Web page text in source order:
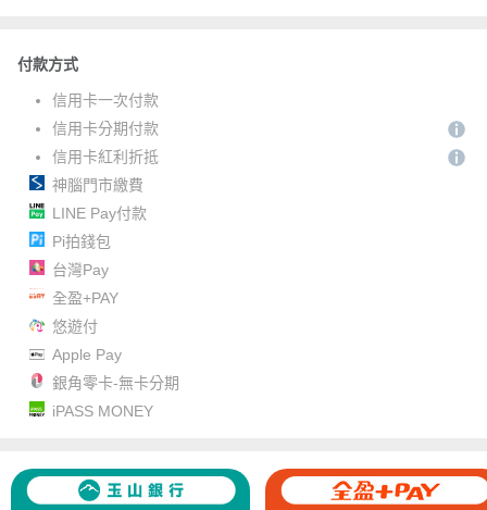
付款方式
信用卡一次付款
信用卡分期付款
信用卡紅利折抵
神腦門市繳費
LINE Pay付款
Pi拍錢包
台灣Pay
全盈+PAY
悠遊付
Apple Pay
銀角零卡-無卡分期
iPASS MONEY